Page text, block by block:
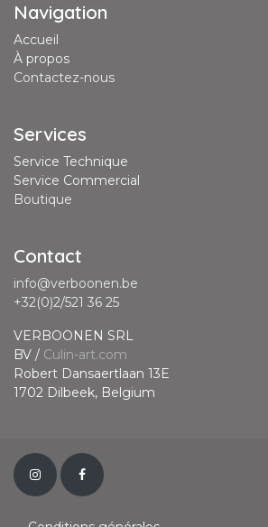
Navigation
Accueil
À propos
Contactez-nous
Services
Service Technique
Service Commercial
Boutique
Contact
info@verboonen.be
+32(0)2/521 36 25
VERBOONEN SRL
BV / Culin-art.com
Robert Dansaertlaan 13E
1702 Dilbeek, Belgium